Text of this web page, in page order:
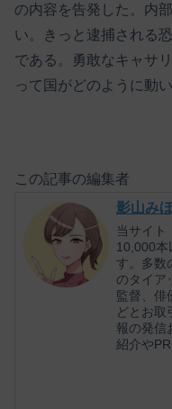
の内容を告発した。内
い。きっと逮捕される
である。勇敢なキャサ
って国がどのように動
この記事の編集者
影山みほ
当サイト
10,000本
す。多数
のタイア
監督、俳
どとお取
報の発信
紹介や